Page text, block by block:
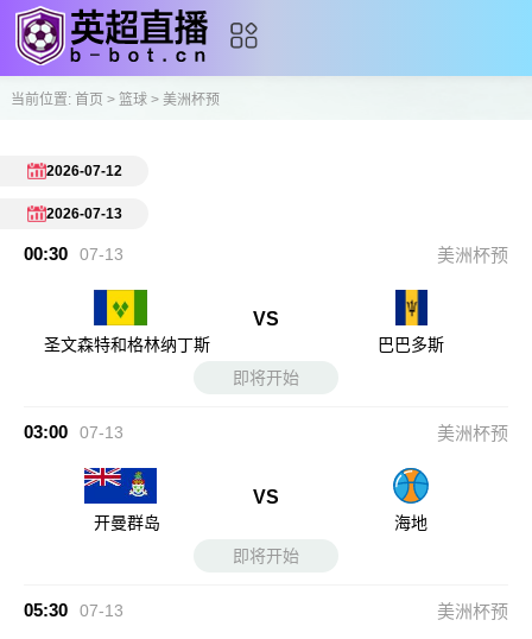
当前位置: 首页 > 篮球> 美洲杯预
2026-07-12
2026-07-13
00:30 07-13 美洲杯预
圣文森特和格林纳丁斯
VS
巴巴多斯
即将开始
03:00 07-13 美洲杯预
开曼群岛
VS
海地
即将开始
05:30 07-13 美洲杯预